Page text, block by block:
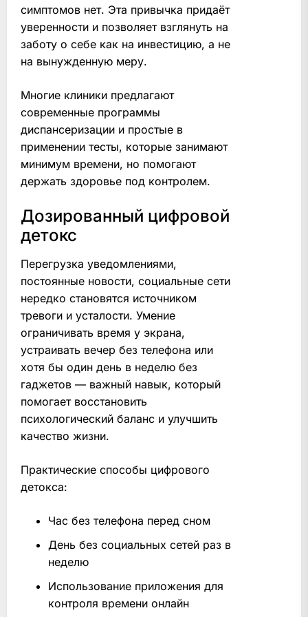
симптомов нет. Эта привычка придаёт
уверенности и позволяет взглянуть на
заботу о себе как на инвестицию, а не
на вынужденную меру.
Многие клиники предлагают
современные программы
диспансеризации и простые в
применении тесты, которые занимают
минимум времени, но помогают
держать здоровье под контролем.
Дозированный цифровой
детокс
Перегрузка уведомлениями,
постоянные новости, социальные сети
нередко становятся источником
тревоги и усталости. Умение
ограничивать время у экрана,
устраивать вечер без телефона или
хотя бы один день в неделю без
гаджетов — важный навык, который
помогает восстановить
психологический баланс и улучшить
качество жизни.
Практические способы цифрового
детокса:
Час без телефона перед сном
День без социальных сетей раз в
неделю
Использование приложения для
контроля времени онлайн